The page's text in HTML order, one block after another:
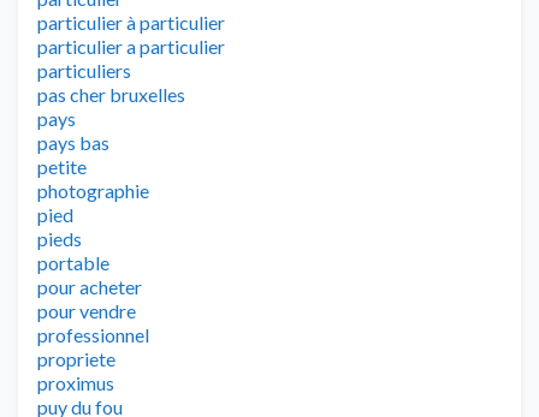
particulier à particulier
particulier a particulier
particuliers
pas cher bruxelles
pays
pays bas
petite
photographie
pied
pieds
portable
pour acheter
pour vendre
professionnel
propriete
proximus
puy du fou